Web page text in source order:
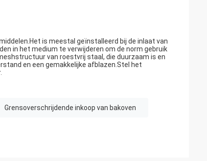
is meestal geïnstalleerd bij de inlaat van
in het medium te verwijderen om de norm gebruik
van roestvrij staal, die duurzaam is en
en een gemakkelijke afblazen.Stel het
Grensoverschrijdende inkoop van bakoven